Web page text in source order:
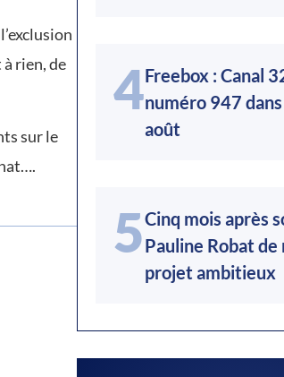
rien, de
sur le
4Freebox : Canal
numéro 947
août
5Cinq mois après
Pauline Robat
projet ambitieux